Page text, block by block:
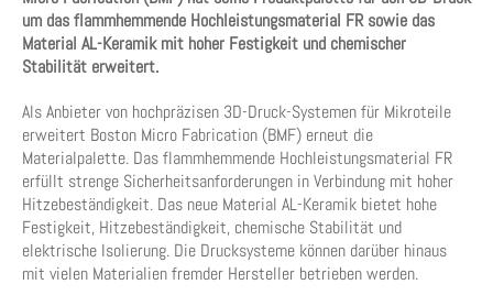
um das flammhemmende Hochleistungsmaterial FR sowie das
Material AL-Keramik mit hoher Festigkeit und chemischer
Stabilität erweitert.
Als Anbieter von hochpräzisen 3D-Druck-Systemen für Mikroteile
erweitert Boston Micro Fabrication (BMF) erneut die
Materialpalette. Das flammhemmende Hochleistungsmaterial FR
erfüllt strenge Sicherheitsanforderungen in Verbindung mit hoher
Hitzebeständigkeit. Das neue Material AL-Keramik bietet hohe
Festigkeit, Hitzebeständigkeit, chemische Stabilität und
elektrische Isolierung. Die Drucksysteme können darüber hinaus
mit vielen Materialien fremder Hersteller betrieben werden.